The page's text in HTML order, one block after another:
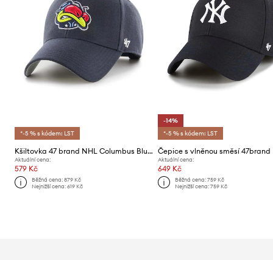
*-5 % s kódem: LST
Kšiltovka 47 brand NHL Columbus Blue Jackets
Aktuální cena:
579 Kč
Běžná cena:879 Kč
Nejnižší cena:619 Kč
-14%
*-5 % s kódem: LST
Aktuální cena:
649 Kč
Běžná cena: 759 Kč
Nejnižší cena: 759 Kč